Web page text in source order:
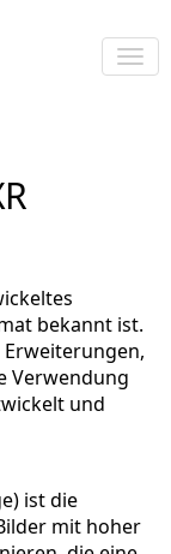
bekannt ist.
Erweiterungen,
Verwendung
und
ist die
mit hoher